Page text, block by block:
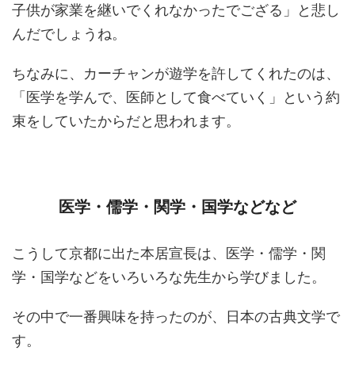
子供が家業を継いでくれなかったでござる」と悲し
んだでしょうね。
ちなみに、カーチャンが遊学を許してくれたのは、
「医学を学んで、医師として食べていく」という約
束をしていたからだと思われます。
医学・儒学・関学・国学などなど
こうして京都に出た本居宣長は、医学・儒学・関
学・国学などをいろいろな先生から学びました。
その中で一番興味を持ったのが、日本の古典文学で
す。